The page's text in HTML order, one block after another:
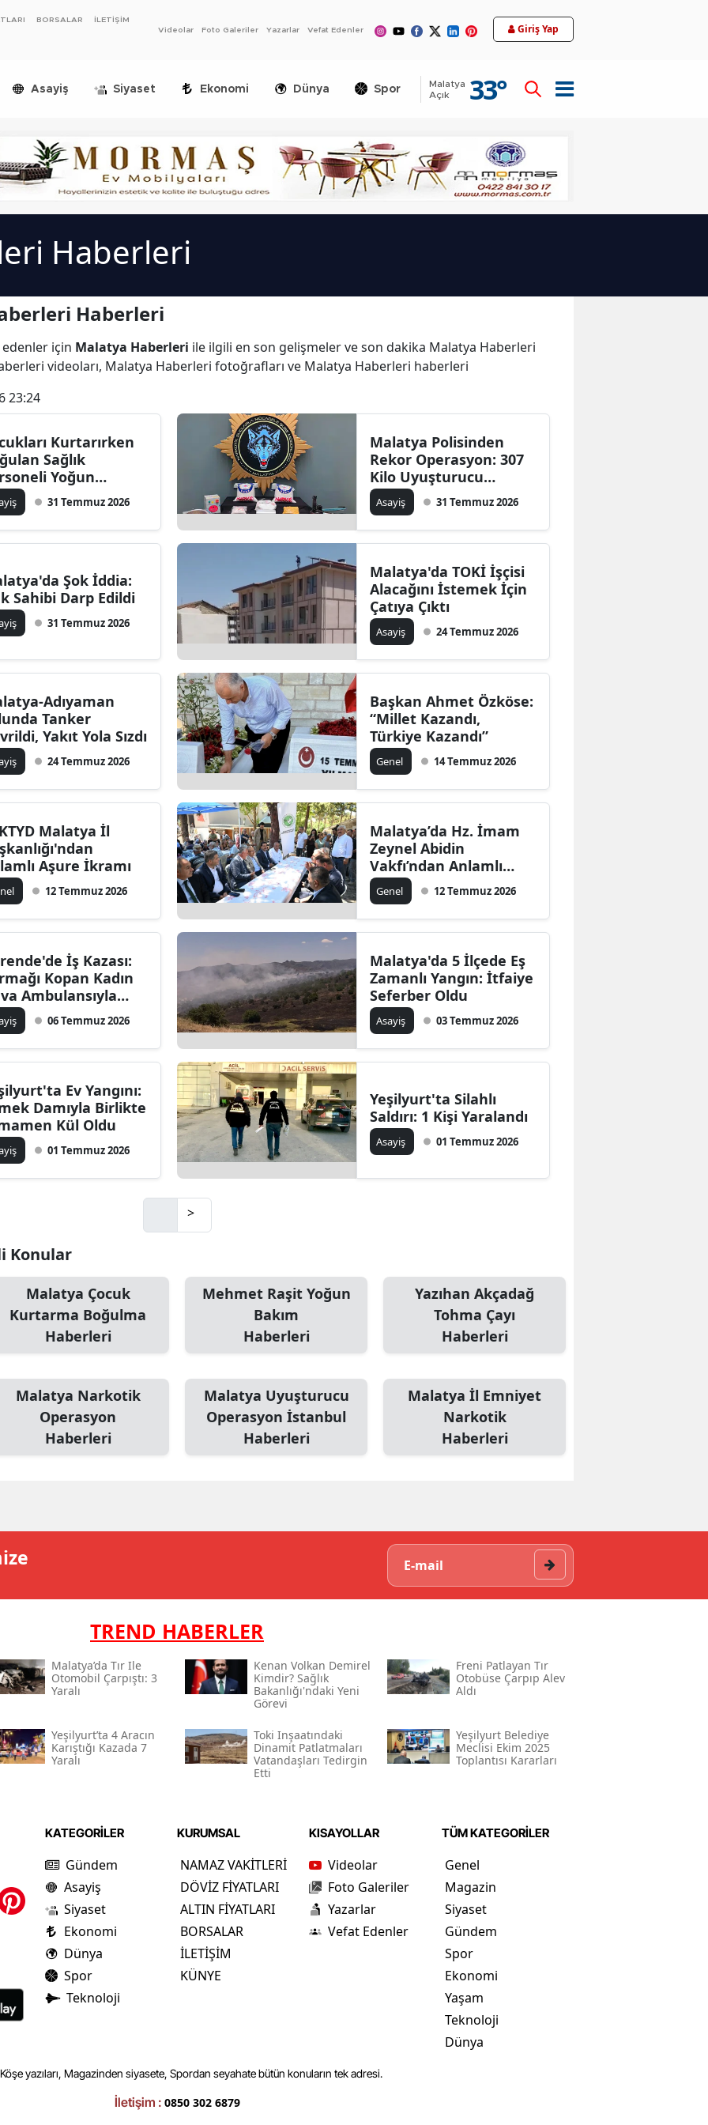
BORSALAR İLETİŞİM
Videolar Foto Galeriler Yazarlar Vefat Edenler Giriş Yap
Asayiş Siyaset Ekonomi Dünya Spor Teknoloji
Malatya
Açık
33°
Haberleri
Haberleri
için Malatya Haberleri ile ilgili en son gelişmeler ve son dakika Malatya Haberleri
videoları, Malatya Haberleri fotoğrafları ve Malatya Haberleri haberleri
23:24
Kurtarırken
Sağlık
Yoğun
31 Temmuz 2026
Malatya Polisinden
Rekor Operasyon: 307
Kilo Uyuşturucu
Hammaddesi
Asayiş 31 Temmuz 2026
Şok İddia:
Sahibi Darp Edildi
31 Temmuz 2026
Malatya'da TOKİ İşçisi
Alacağını İstemek İçin
Çatıya Çıktı
Asayiş 24 Temmuz 2026
Adıyaman
Tanker
Yakıt Yola Sızdı
24 Temmuz 2026
Başkan Ahmet Özköse:
“Millet Kazandı,
Türkiye Kazandı”
Genel 14 Temmuz 2026
Malatya İl
Aşure İkramı
12 Temmuz 2026
Malatya’da Hz. İmam
Zeynel Abidin
Vakfı’ndan Anlamlı
Aşure Programı
Genel 12 Temmuz 2026
İş Kazası:
Kopan Kadın
Ambulansıyla
Edildi06 Temmuz 2026
Malatya'da 5 İlçede Eş
Zamanlı Yangın: İtfaiye
Seferber Oldu
Asayiş 03 Temmuz 2026
Ev Yangını:
Damıyla Birlikte
Kül Oldu
01 Temmuz 2026
Yeşilyurt'ta Silahlı
Saldırı: 1 Kişi Yaralandı
Asayiş 01 Temmuz 2026
>
Konular
Malatya Çocuk
Kurtarma Boğulma
Haberleri
Mehmet Raşit Yoğun
Bakım
Haberleri
Yazıhan Akçadağ
Tohma Çayı
Haberleri
Malatya Narkotik
Operasyon
Haberleri
Malatya Uyuşturucu
Operasyon İstanbul
Haberleri
Malatya İl Emniyet
Narkotik
Haberleri
TREND HABERLER
Malatya’da Tır Ile
Otomobil Çarpıştı: 3
Yaralı
Kenan Volkan Demirel
Kimdir? Sağlık
Bakanlığı'ndaki Yeni
Görevi
Freni Patlayan Tır
Otobüse Çarpıp Alev
Aldı
Yeşilyurt’ta 4 Aracın
Karıştığı Kazada 7
Yaralı
Toki̇ Inşaatındaki
Dinamit Patlatmaları
Vatandaşları Tedirgin
Etti
Yeşilyurt Belediye
Meclisi Ekim 2025
Toplantısı Kararları
KATEGORİLER
Gündem
Asayiş
Siyaset
Ekonomi
Dünya
Spor
Teknoloji
KURUMSAL
NAMAZ VAKİTLERİ
DÖVİZ FİYATLARI
ALTIN FİYATLARI
BORSALAR
İLETİŞİM
KÜNYE
KISAYOLLAR
Videolar
Foto Galeriler
Yazarlar
Vefat Edenler
TÜM KATEGORİLER
Genel
Magazin
Siyaset
Gündem
Spor
Ekonomi
Yaşam
Teknoloji
Dünya
yazıları, Magazinden siyasete, Spordan seyahate bütün konuların tek adresi.
İletişim : 0850 302 6879